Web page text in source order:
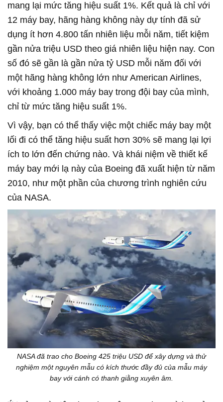
mang lại mức tăng hiệu suất 1%. Kết quả là chỉ với
12 máy bay, hãng hàng không này dự tính đã sử
dụng ít hơn 4.800 tấn nhiên liệu mỗi năm, tiết kiệm
gần nửa triệu USD theo giá nhiên liệu hiện nay. Con
số đó sẽ gần là gần nửa tỷ USD mỗi năm đối với
một hãng hàng không lớn như American Airlines,
với khoảng 1.000 máy bay trong đội bay của mình,
chỉ từ mức tăng hiệu suất 1%.
Vì vậy, bạn có thể thấy việc một chiếc máy bay một
lối đi có thể tăng hiệu suất hơn 30% sẽ mang lại lợi
ích to lớn đến chứng nào. Và khái niệm về thiết kế
máy bay mới lạ này của Boeing đã xuất hiện từ năm
2010, như một phần của chương trình nghiên cứu
của NASA.
NASA đã trao cho Boeing 425 triệu USD để xây dựng và thử
nghiệm một nguyên mẫu có kích thước đầy đủ của mẫu máy
bay với cánh có thanh giằng xuyên âm.